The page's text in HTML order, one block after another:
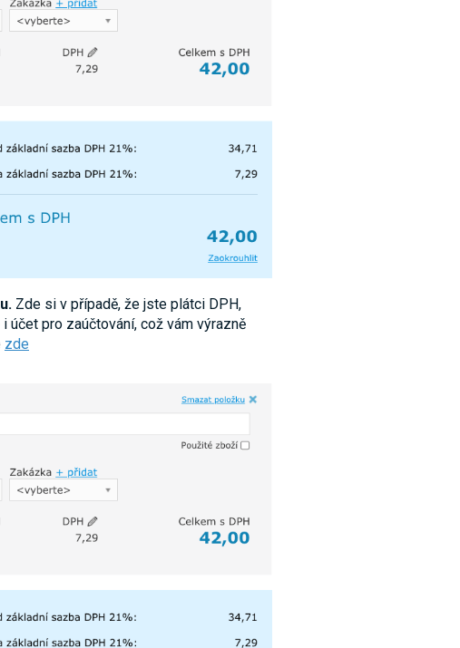
Zde si v případě, že jste plátci DPH,
účet pro zaúčtování, což vám výrazně
zde